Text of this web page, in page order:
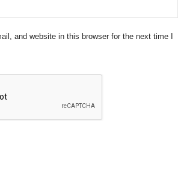
and website in this browser for the next time I